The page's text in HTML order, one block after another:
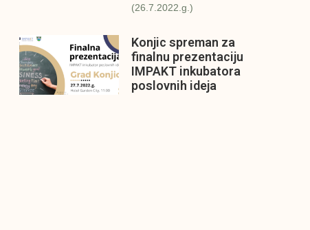
(26.7.2022.g.)
Konjic spreman za
finalnu prezentaciju
IMPAKT inkubatora
poslovnih ideja